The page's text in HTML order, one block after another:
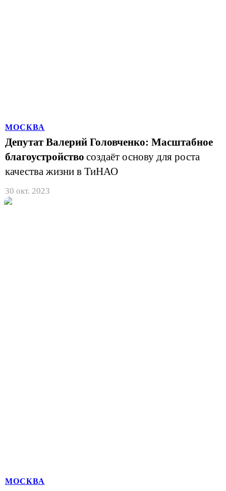
МОСКВА
Депутат Валерий Головченко: Масштабное
благоустройство создаёт основу для роста
качества жизни в ТиНАО
30 окт. 2023
МОСКВА